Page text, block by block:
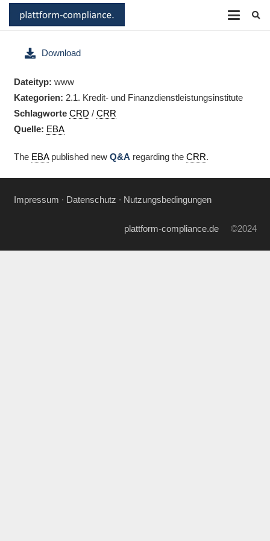
The EBApublished new Q&A regarding the CRR.
Download
Dateityp: www
Kategorien: 2.1. Kredit- und Finanz­dienstleistungsinstitute
Schlagworte CRD / CRR
Quelle: EBA
Impressum ∙ Datenschutz ∙ Nutzungsbedingungen
plattform-compliance.de©2024